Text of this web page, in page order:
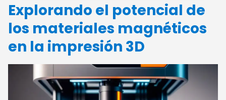
Explorando el potencial de
los materiales magnéticos
en la impresión 3D